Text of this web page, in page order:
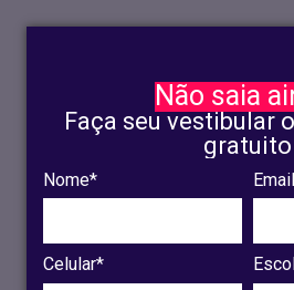
Não saia
Faça seu vestibular
gratuito
Nome*
Celular*
INSCRIÇÃO
OLINDA